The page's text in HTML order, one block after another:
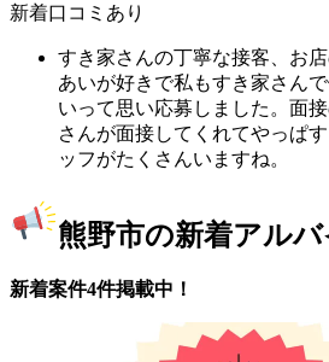
新着口コミあり
すき家さんの丁寧な接客、お
あいが好きで私もすき家さん
いって思い応募しました。面
さんが面接してくれてやっぱ
ッフがたくさんいますね。
熊野市の新着アルバ
新着案件4件掲載中！